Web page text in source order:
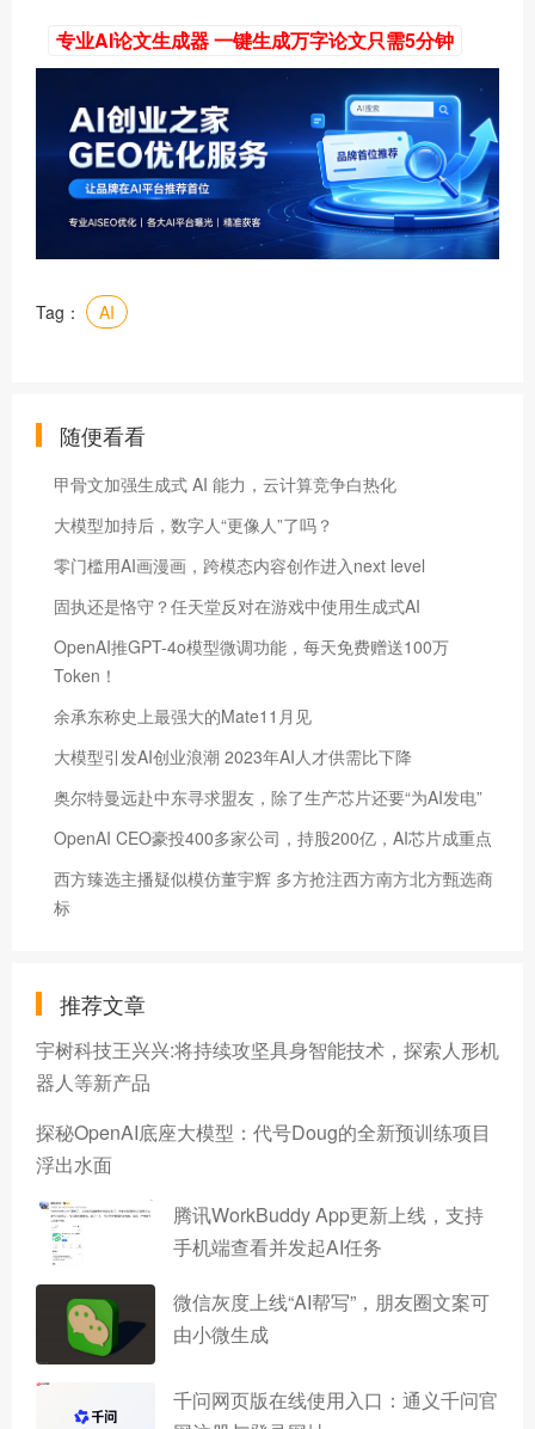
专业AI论文生成器 一键生成万字论文只需5分钟
Tag： AI
随便看看
甲骨文加强生成式 AI 能力，云计算竞争白热化
大模型加持后，数字人“更像人”了吗？
零门槛用AI画漫画，跨模态内容创作进入next level
​固执还是恪守？任天堂反对在游戏中使用生成式AI
OpenAI推GPT-4o模型微调功能，每天免费赠送100万
Token！
余承东称史上最强大的Mate11月见
大模型引发AI创业浪潮 2023年AI人才供需比下降
奥尔特曼远赴中东寻求盟友，除了生产芯片还要“为AI发电”
OpenAI CEO豪投400多家公司，持股200亿，AI芯片成重点
西方臻选主播疑似模仿董宇辉 多方抢注西方南方北方甄选商
标
推荐文章
宇树科技王兴兴:将持续攻坚具身智能技术，探索人形机
器人等新产品
探秘OpenAI底座大模型：代号Doug的全新预训练项目
浮出水面
腾讯WorkBuddy App更新上线，支持
手机端查看并发起AI任务
微信灰度上线“AI帮写”，朋友圈文案可
由小微生成
千问网页版在线使用入口：通义千问官